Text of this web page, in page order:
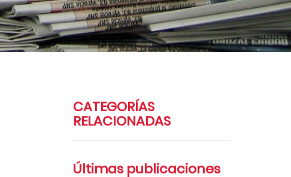
CATEGORÍAS
RELACIONADAS
Últimas publicaciones